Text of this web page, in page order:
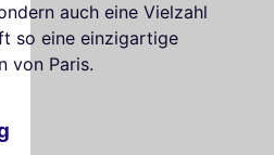
auch eine Vielzahl
so eine einzigartige
von Paris.